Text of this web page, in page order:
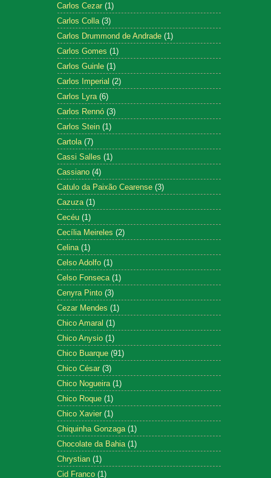
Carlos Cezar (1)
Carlos Colla (3)
Carlos Drummond de Andrade (1)
Carlos Gomes (1)
Carlos Guinle (1)
Carlos Imperial (2)
Carlos Lyra (6)
Carlos Rennó (3)
Carlos Stein (1)
Cartola (7)
Cassi Salles (1)
Cassiano (4)
Catulo da Paixão Cearense (3)
Cazuza (1)
Cecéu (1)
Cecília Meireles (2)
Celina (1)
Celso Adolfo (1)
Celso Fonseca (1)
Cenyra Pinto (3)
Cezar Mendes (1)
Chico Amaral (1)
Chico Anysio (1)
Chico Buarque (91)
Chico César (3)
Chico Nogueira (1)
Chico Roque (1)
Chico Xavier (1)
Chiquinha Gonzaga (1)
Chocolate da Bahia (1)
Chrystian (1)
Cid Franco (1)